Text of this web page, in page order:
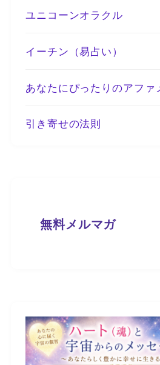
ユニコーンオラクル
イーチン（易占い）
あなたにぴったりのアファ
引き寄せの法則
無料メルマガ